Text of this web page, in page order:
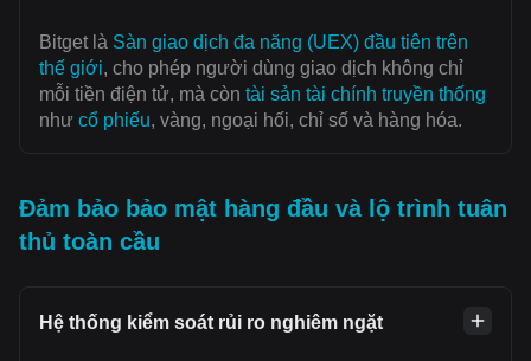
Bitget là Sàn giao dịch đa năng (UEX) đầu tiên trên
thế giới, cho phép người dùng giao dịch không chỉ
mỗi tiền điện tử, mà còn tài sản tài chính truyền thống
như cổ phiếu, vàng, ngoại hối, chỉ số và hàng hóa.
Đảm bảo bảo mật hàng đầu và lộ trình tuân
thủ toàn cầu
Hệ thống kiểm soát rủi ro nghiêm ngặt